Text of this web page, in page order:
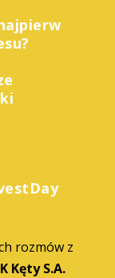
rozmów z
Kęty S.A.